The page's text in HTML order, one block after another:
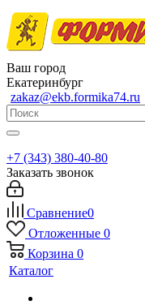
Ваш город
Екатеринбург
zakaz@ekb.formika74.ru
+7 (343) 380-40-80
Заказать звонок
Сравнение0
Отложенные 0
Корзина 0
Каталог